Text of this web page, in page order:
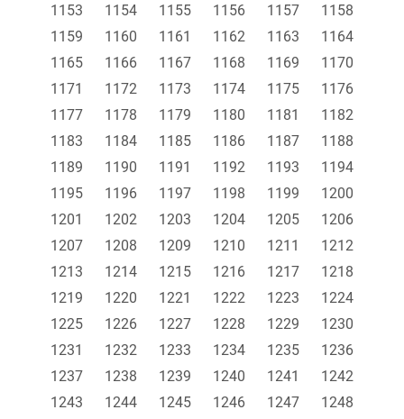
1153 1154 1155 1156 1157
1158
1159
1160 1161 1162 1163
1164
1165
1166 1167 1168 1169
1170
1171
1172 1173 1174 1175
1176
1177
1178 1179 1180 1181
1182
1183
1184 1185 1186 1187
1188
1189
1190 1191 1192 1193
1194
1195
1196 1197 1198 1199
1200
1201
1202 1203 1204 1205
1206
1207
1208 1209 1210 1211
1212
1213
1214 1215 1216 1217
1218
1219
1220 1221 1222 1223
1224
1225
1226 1227 1228 1229
1230
1231
1232 1233 1234 1235
1236
1237
1238 1239 1240 1241
1242
1243
1244 1245 1246 1247
1248